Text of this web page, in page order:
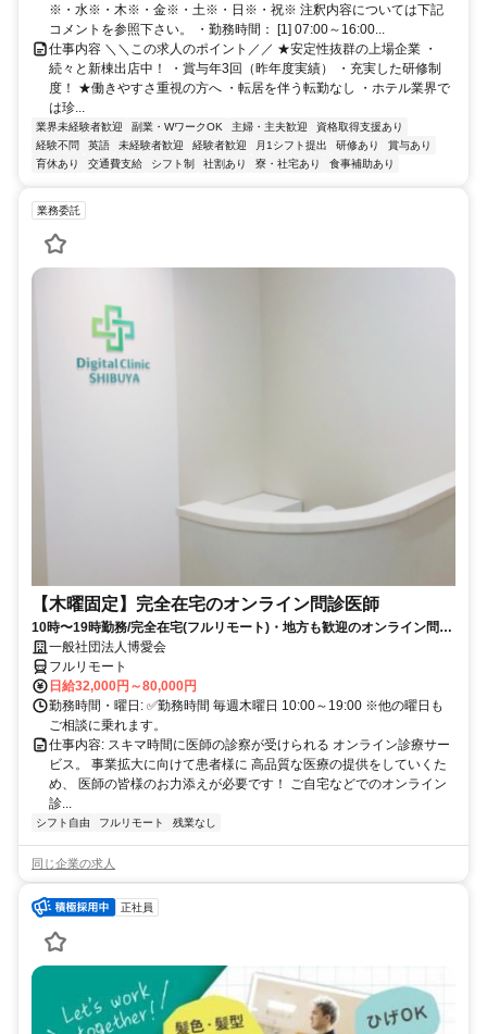
※・水※・木※・金※・土※・日※・祝※ 注釈内容については下記
コメントを参照下さい。 ・勤務時間： [1] 07:00～16:00...
仕事内容 ＼＼この求人のポイント／／ ★安定性抜群の上場企業 ・
続々と新棟出店中！ ・賞与年3回（昨年度実績） ・充実した研修制
度！ ★働きやすさ重視の方へ ・転居を伴う転勤なし ・ホテル業界で
は珍...
業界未経験者歓迎 副業・WワークOK 主婦・主夫歓迎
資格取得支援あり
経験不問
英語 未経験者歓迎 経験者歓迎 月1シフト提出 研修あり
賞与あり
育休あり
交通費支給 シフト制 社割あり 寮・社宅あり 食事補助あり
業務委託
【木曜固定】完全在宅のオンライン問診医師
10時〜19時勤務/完全在宅(フルリモート)・地方も歓迎のオンライン問診
業務一般社団法人博愛会
フルリモート
日給32,000円～80,000円
勤務時間・曜日: ✅勤務時間 毎週木曜日 10:00～19:00 ※他の曜日も
ご相談に乗れます。
仕事内容: スキマ時間に医師の診察が受けられる オンライン診療サー
ビス。 事業拡大に向けて患者様に 高品質な医療の提供をしていくた
め、 医師の皆様のお力添えが必要です！ ご自宅などでのオンライン
診...
シフト自由 フルリモート 残業なし
同じ企業の求人
正社員